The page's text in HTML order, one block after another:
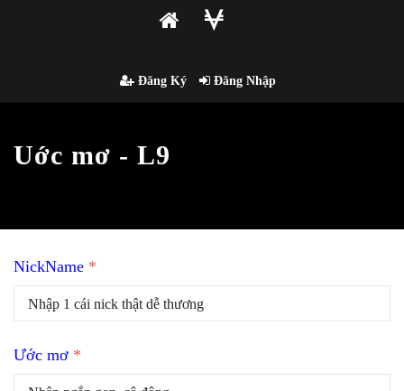
Đăng Ký Đăng Nhập
Uớc mơ - L9
NickName *
Ước mơ *